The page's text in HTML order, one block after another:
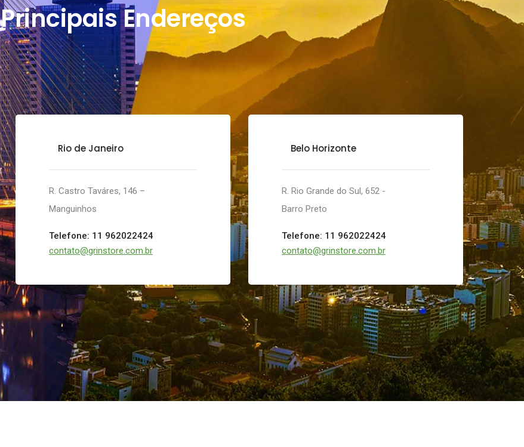
Principais Endereços
Rio de Janeiro
R. Castro Taváres, 146 –
Manguinhos
Telefone: 11 962022424
contato@grinstore.com.br
Belo Horizonte
R. Rio Grande do Sul, 652 -
Barro Preto
Telefone: 11 962022424
contato@grinstore.com.br